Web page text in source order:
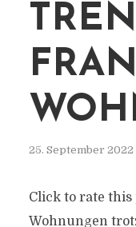
25. September 2022
Click to rate this
Wohnungen